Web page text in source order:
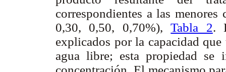
correspondientes a las menores
0,30, 0,50, 0,70%),Tabla 2.
explicados por la capacidad
agua libre; esta propiedad se